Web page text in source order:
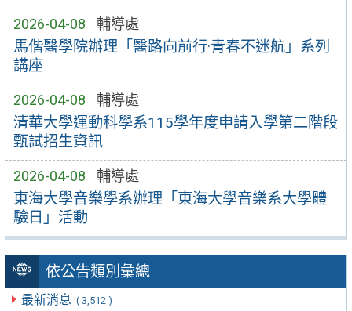
2026-04-08 輔導處
馬偕醫學院辦理「醫路向前行·青春不迷航」系列
講座
2026-04-08 輔導處
清華大學運動科學系115學年度申請入學第二階段
甄試招生資訊
2026-04-08 輔導處
東海大學音樂學系辦理「東海大學音樂系大學體
驗日」活動
依公告類別彙總
最新消息 ( 3,512 )